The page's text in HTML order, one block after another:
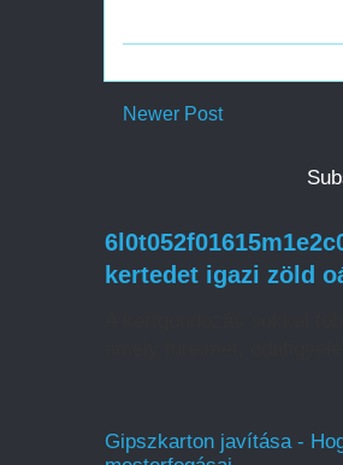
Newer Post
kertedet igazi zöld
Gipszkarton javítása -